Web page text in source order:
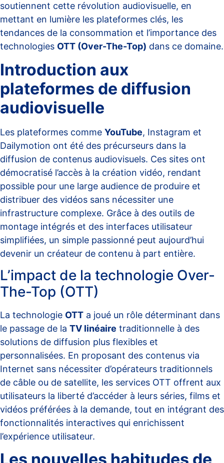
soutiennent cette révolution audiovisuelle, en
mettant en lumière les plateformes clés, les
tendances de la consommation et l’importance des
technologies OTT (Over-The-Top) dans ce domaine.
Introduction aux
plateformes de diffusion
audiovisuelle
Les plateformes comme YouTube, Instagram et
Dailymotion ont été des précurseurs dans la
diffusion de contenus audiovisuels. Ces sites ont
démocratisé l’accès à la création vidéo, rendant
possible pour une large audience de produire et
distribuer des vidéos sans nécessiter une
infrastructure complexe. Grâce à des outils de
montage intégrés et des interfaces utilisateur
simplifiées, un simple passionné peut aujourd’hui
devenir un créateur de contenu à part entière.
L’impact de la technologie Over-
The-Top (OTT)
La technologie OTT a joué un rôle déterminant dans
le passage de la TV linéaire traditionnelle à des
solutions de diffusion plus flexibles et
personnalisées. En proposant des contenus via
Internet sans nécessiter d’opérateurs traditionnels
de câble ou de satellite, les services OTT offrent aux
utilisateurs la liberté d’accéder à leurs séries, films et
vidéos préférées à la demande, tout en intégrant des
fonctionnalités interactives qui enrichissent
l’expérience utilisateur.